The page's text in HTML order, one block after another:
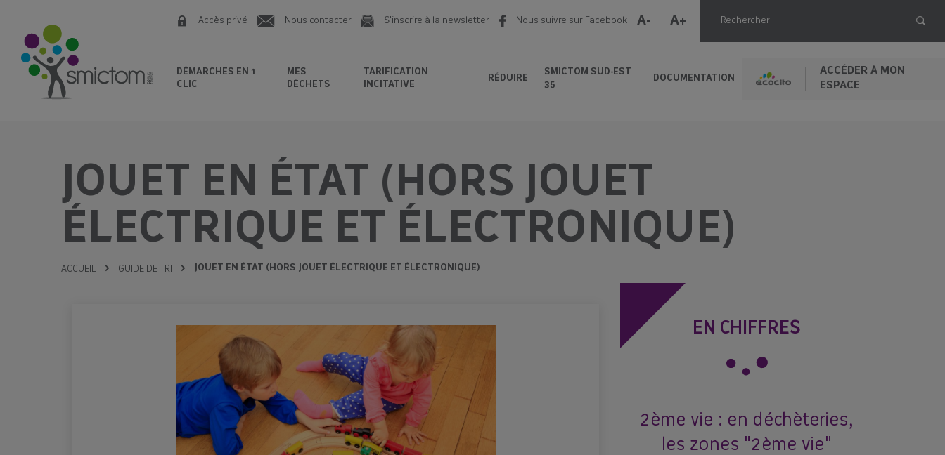
Accès privé Nous contacter S'inscrire à la newsletter Nous suivre sur Facebook A- A+
DÉMARCHES EN 1
CLIC
MES
DÉCHETS
TARIFICATION
INCITATIVE
RÉDUIRE
SMICTOM SUD-EST
35
DOCUMENTATION
ACCÉDER À MON
ESPACE
JOUET EN ÉTAT (HORS JOUET
ÉLECTRIQUE ET ÉLECTRONIQUE)
ACCUEIL GUIDE DE TRI JOUET EN ÉTAT (HORS JOUET ÉLECTRIQUE ET ÉLECTRONIQUE)
EN CHIFFRES
2ème vie : en déchèteries,
les zones "2ème vie"